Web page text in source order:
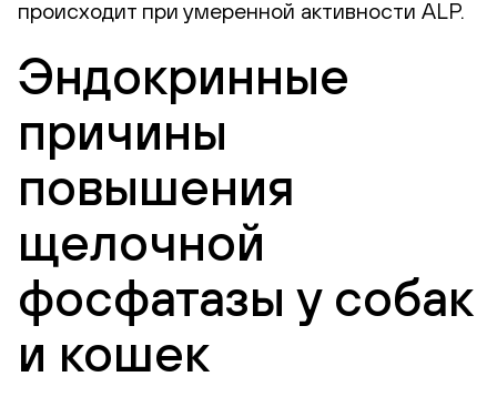
происходит при умеренной активности ALP.
Эндокринные
причины
повышения
щелочной
фосфатазы у собак
и кошек